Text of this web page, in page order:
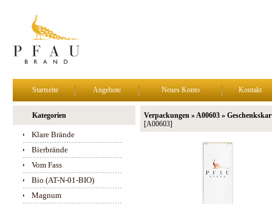
Startseite Angebote Neues Konto Kontakt
Kategorien
Klare Brände
Bierbrände
Vom Fass
Bio (AT-N-01-BIO)
Magnum
Verpackungen » A00603 »
[A00603]